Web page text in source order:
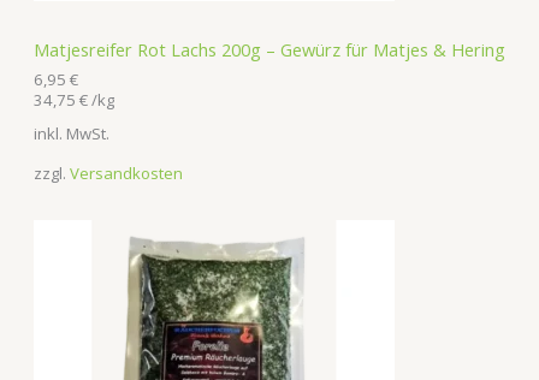
Matjesreifer Rot Lachs 200g – Gewürz für Matjes & Hering
6,95 €
34,75 €/kg
inkl. MwSt.
zzgl. Versandkosten